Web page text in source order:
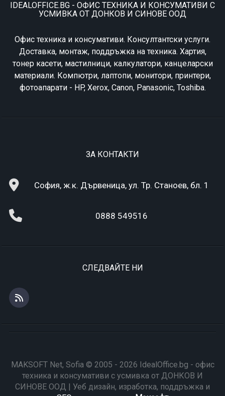
IDEALOFFICE.BG - ОФИС ТЕХНИКА И КОНСУМАТИВИ С
УСМИВКА ОТ ДОНКОВ И СИНОВЕ ООД
Офис техника и консумативи. Консултантски услуги.
Доставка, монтаж, поддръжка на техника. Хартия,
тонер касети, мастилници, калкулатори, канцеларски
материали. Компютри, лаптопи, монитори, принтери,
фотоапарати - HP, Xerox, Canon, Panasonic, Toshiba.
ЗА КОНТАКТИ
София, ж.к. Дървеница, ул. Тр. Станоев, бл. 1
0888 549516
СЛЕДВАЙТЕ НИ
MAKSOFT Net, Sofia © 2005 - 2026 IdealOffice.bg - офис
техника и консумативи с усмивка от ДОНКОВ И
СИНОВЕ ООД | Уеб дизайн, изработка, поддръжка и